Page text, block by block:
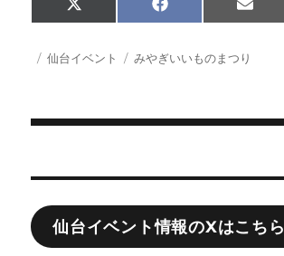
Share
on
X
(
w
r
Share
on
F
a
e
b
Share
on
E
m
投 カ
仙台イベント
タ
みやぎいいものまつり
稿
ナ
ビ仙台イベント情報のXはこちら